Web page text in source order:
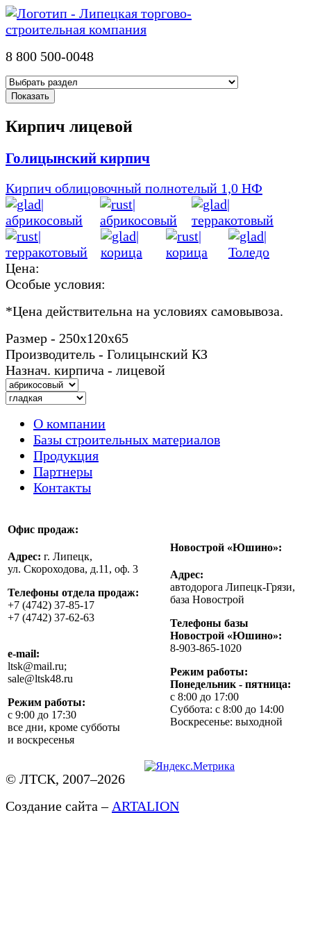
8 800 500-0048
Кирпич лицевой
Голицынский кирпич
Кирпич облицовочный полнотелый 1,0 НФ
Цена:
Особые условия:
*Цена действительна на условиях самовывоза.
Размер - 250х120х65
Производитель - Голицынский КЗ
Назнач. кирпича - лицевой
О компании
Базы строительных материалов
Продукция
Партнеры
Контакты
Офис продаж:
Адрес: г. Липецк,
ул. Скороходова, д.11, оф. 3
Телефоны отдела продаж:
+7 (4742) 37-85-17
+7 (4742) 37-62-63
e-mail:
ltsk@mail.ru;
sale@ltsk48.ru
Режим работы:
с 9:00 до 17:30
все дни, кроме субботы
и воскресенья
Новострой «Юшино»:
Адрес:
автодорога Липецк-Грязи,
база Новострой
Телефоны базы
Новострой «Юшино»:
8-903-865-1020
Режим работы:
Понедельник - пятница:
с 8:00 до 17:00
Суббота: с 8:00 до 14:00
Воскресенье: выходной
© ЛТСК, 2007–2026
Создание сайта – ARTALION